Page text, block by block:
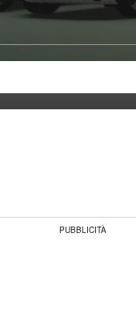
PUBBLICITÀ